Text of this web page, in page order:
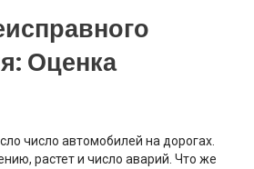
Оценка
число автомобилей на дорогах.
растет и число аварий. Что же